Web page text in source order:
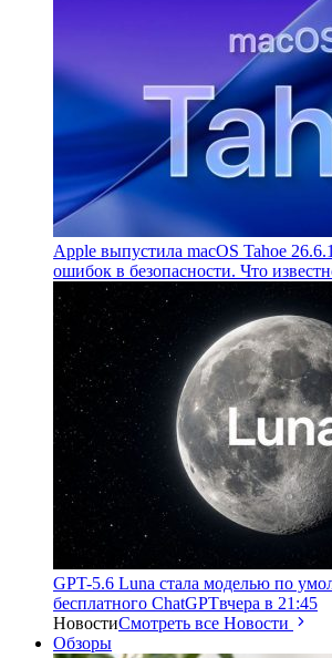
Apple выпустила macOS Tahoe
ошибок в безопасности. Что
GPT-5.6 Luna стала моделью по
бесплатного ChatGPTвчера в 21:45
НовостиСмотреть все Новости
Обзоры